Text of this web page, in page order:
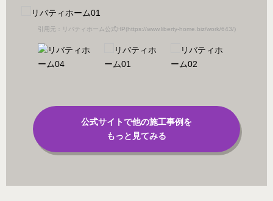
引用元：リバティホーム公式HP(https://www.liberty-home.biz/work/643/)
公式サイトで他の施工事例を
もっと見てみる